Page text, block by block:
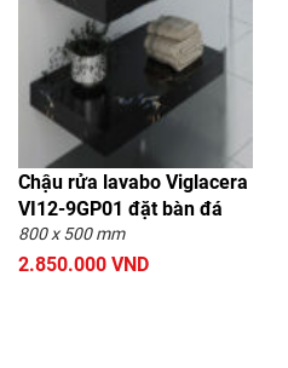
Chậu rửa lavabo Viglacera
VI12-9GP01 đặt bàn đá
800 x 500 mm
2.850.000 VND